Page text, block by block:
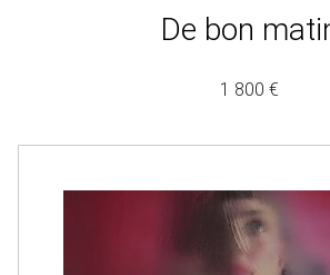
De bon
1 800 €